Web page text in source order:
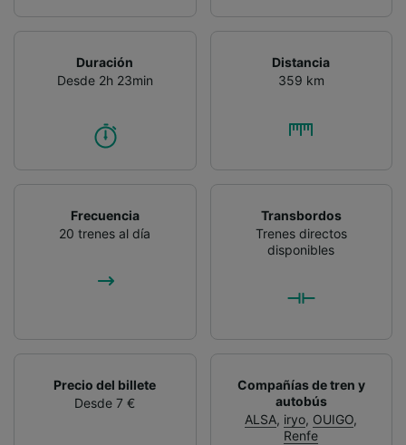
Duración
Desde 2h 23min
Distancia
359 km
Frecuencia
20 trenes al día
Transbordos
Trenes directos
disponibles
Precio del billete
Desde 7 €
Compañías de tren y
autobús
ALSA, iryo, OUIGO,
Renfe